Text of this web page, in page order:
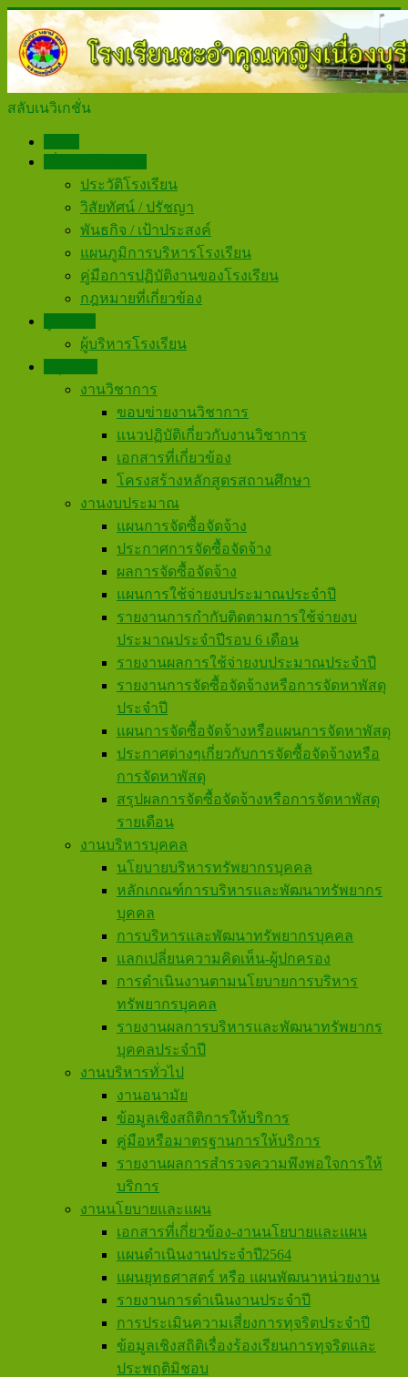
สลับเนวิเกชั่น
ประวัติโรงเรียน
วิสัยทัศน์ / ปรัชญา
พันธกิจ / เป้าประสงค์
แผนภูมิการบริหารโรงเรียน
คู่มือการปฏิบัติงานของโรงเรียน
กฎหมายที่เกี่ยวข้อง
ผู้บริหารโรงเรียน
งานวิชาการ
ขอบข่ายงานวิชาการ
แนวปฏิบัติเกี่ยวกับงานวิชาการ
เอกสารที่เกี่ยวข้อง
โครงสร้างหลักสูตรสถานศึกษา
งานงบประมาณ
แผนการจัดซื้อจัดจ้าง
ประกาศการจัดซื้อจัดจ้าง
ผลการจัดซื้อจัดจ้าง
แผนการใช้จ่ายงบประมาณประจำปี
รายงานการกำกับติดตามการใช้จ่ายงบ
ประมาณประจำปีรอบ 6 เดือน
รายงานผลการใช้จ่ายงบประมาณประจำปี
รายงานการจัดซื้อจัดจ้างหรือการจัดหาพัสดุ
ประจำปี
แผนการจัดซื้อจัดจ้างหรือแผนการจัดหาพัสดุ
ประกาศต่างๆเกี่ยวกับการจัดซื้อจัดจ้างหรือ
การจัดหาพัสดุ
สรุปผลการจัดซื้อจัดจ้างหรือการจัดหาพัสดุ
รายเดือน
งานบริหารบุคคล
นโยบายบริหารทรัพยากรบุคคล
หลักเกณฑ์การบริหารและพัฒนาทรัพยากร
บุคคล
การบริหารและพัฒนาทรัพยากรบุคคล
แลกเปลี่ยนความคิดเห็น-ผู้ปกครอง
การดำเนินงานตามนโยบายการบริหาร
ทรัพยากรบุคคล
รายงานผลการบริหารและพัฒนาทรัพยากร
บุคคลประจำปี
งานบริหารทั่วไป
งานอนามัย
ข้อมูลเชิงสถิติการให้บริการ
คู่มือหรือมาตรฐานการให้บริการ
รายงานผลการสำรวจความพึงพอใจการให้
บริการ
งานนโยบายและแผน
เอกสารที่เกี่ยวข้อง-งานนโยบายและแผน
แผนดำเนินงานประจำปี2564
แผนยุทธศาสตร์ หรือ แผนพัฒนาหน่วยงาน
รายงานการดำเนินงานประจำปี
การประเมินความเสี่ยงการทุจริตประจำปี
ข้อมูลเชิงสถิติเรื่องร้องเรียนการทุจริตและ
ประพฤติมิชอบ